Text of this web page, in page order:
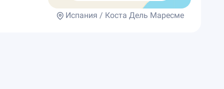
Испания / Коста Дель Маресме